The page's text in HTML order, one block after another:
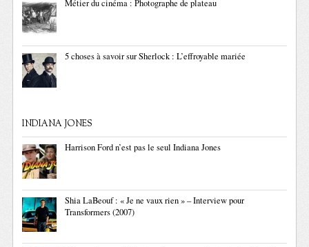
Métier du cinéma : Photographe de plateau
5 choses à savoir sur Sherlock : L’effroyable mariée
INDIANA JONES
Harrison Ford n’est pas le seul Indiana Jones
Shia LaBeouf : « Je ne vaux rien » – Interview pour
Transformers (2007)